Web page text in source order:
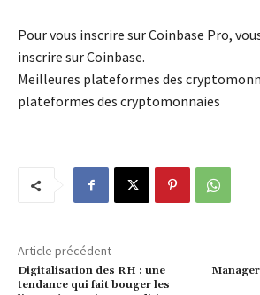
Pour vous inscrire sur Coinbase Pro,
inscrire sur Coinbase.
Meilleures plateformes des
plateformes des cryptomonnaies
Article précédent
Digitalisation des RH : une
tendance qui fait bouger les